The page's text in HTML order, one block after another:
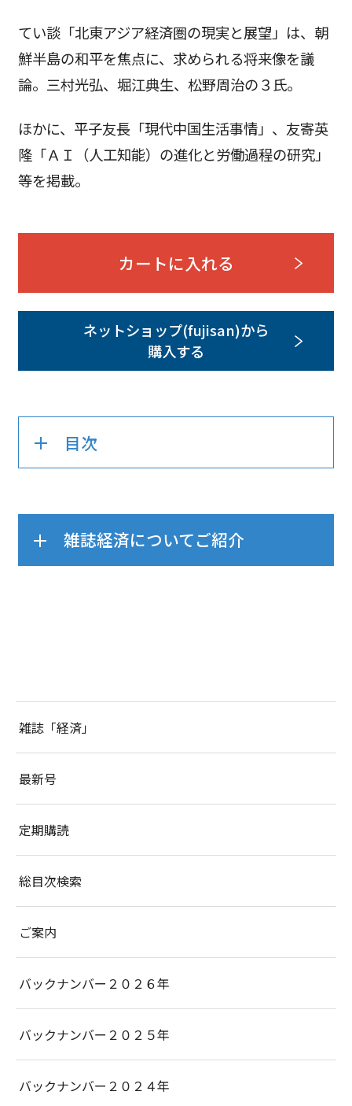
てい談「北東アジア経済圏の現実と展望」は、朝
鮮半島の和平を焦点に、求められる将来像を議
論。三村光弘、堀江典生、松野周治の３氏。
ほかに、平子友長「現代中国生活事情」、友寄英
隆「ＡＩ（人工知能）の進化と労働過程の研究」
等を掲載。
カートに入れる
ネットショップ(fujisan)から
購入する
目次
雑誌経済についてご紹介
雑誌「経済」
最新号
定期購読
総目次検索
ご案内
バックナンバー２０２６年
バックナンバー２０２５年
バックナンバー２０２４年